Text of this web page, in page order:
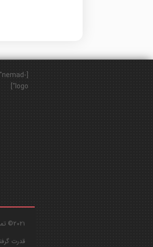
logo"]
2021© تمامی حقوق این سایت متعلق به
قدرت